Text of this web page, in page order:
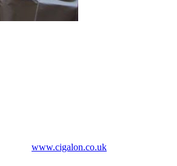
www.cigalon.co.uk